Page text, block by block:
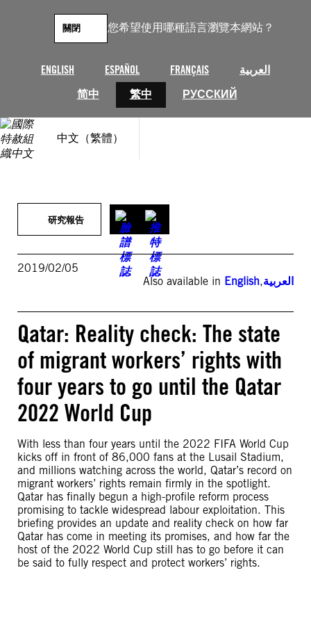
您希望使用哪種語言瀏覽本網站？
ENGLISH ESPAÑOL FRANÇAIS
العربية
简中
繁中 РУССКИЙ
關閉
中文（繁體）
研究報告
2019/02/05
Also available in English,العربية
Qatar: Reality check: The state
of migrant workers’ rights with
four years to go until the Qatar
2022 World Cup
With less than four years until the 2022 FIFA World Cup
kicks off in front of 86,000 fans at the Lusail Stadium,
and millions watching across the world, Qatar’s record on
migrant workers’ rights remain firmly in the spotlight.
Qatar has finally begun a high-profile reform process
promising to tackle widespread labour exploitation. This
briefing provides an update and reality check on how far
Qatar has come in meeting its promises, and how far the
host of the 2022 World Cup still has to go before it can
be said to fully respect and protect workers’ rights.